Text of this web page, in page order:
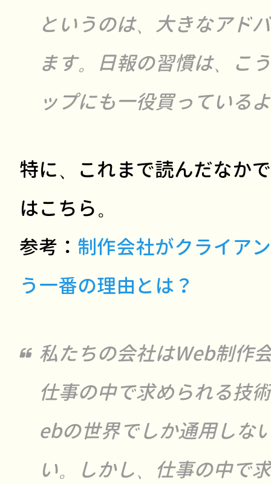
というのは、大きなアド
ます。日報の習慣は、こ
ップにも一役買っている
特に、これまで読んだなか
はこちら。
参考： 制作会社がクライア
う一番の理由とは？
私たちの会社はWeb制作
仕事の中で求められる技
ebの世界でしか通用しな
い。しかし、仕事の中で